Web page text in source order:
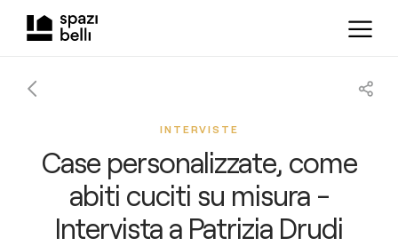
INTERVISTE
Case personalizzate, come
abiti cuciti su misura -
Intervista a Patrizia Drudi